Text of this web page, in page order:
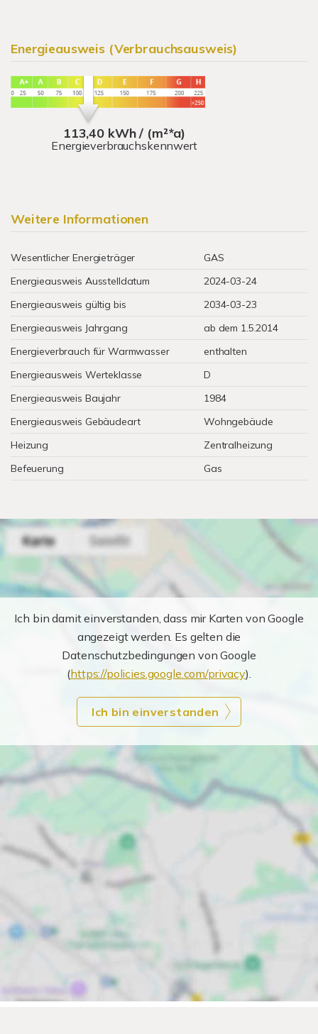
Energieausweis (Verbrauchsausweis)
113,40 kWh / (m²*a)
Energieverbrauchskennwert
Weitere Informationen
Wesentlicher Energieträger
GAS
Energieausweis Ausstelldatum
2024-03-24
Energieausweis gültig bis
2034-03-23
Energieausweis Jahrgang
ab dem 1.5.2014
Energieverbrauch für Warmwasser
enthalten
Energieausweis Werteklasse
D
Energieausweis Baujahr
1984
Energieausweis Gebäudeart
Wohngebäude
Heizung
Zentralheizung
Befeuerung
Gas
Ich bin damit einverstanden, dass mir Karten von Google
angezeigt werden. Es gelten die
Datenschutzbedingungen von Google
(https://policies.google.com/privacy).
Ich bin einverstanden